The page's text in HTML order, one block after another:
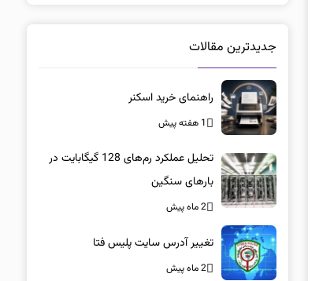
جدیدترین مقالات
راهنمای خرید اسکنر
1 هفته پیش
تحلیل عملکرد رم‌های 128 گیگابایت در
بارهای سنگین
2 ماه پیش
تغییر آدرس سایت پلیس فتا
2 ماه پیش